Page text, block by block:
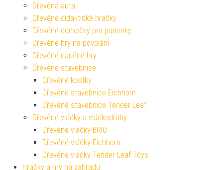
Dřevěná auta
Dřevěné didaktické hračky
Dřevěné domečky pro panenky
Dřevěné hry na povolání
Dřevěné naučné hry
Dřevěné stavebnice
Dřevěné kostky
Dřevěné stavebnice Eichhorn
Dřevěné stavebnice Tender Leaf
Dřevěné vláčky a vláčkodráhy
Dřevěné vláčky BRIO
Dřevěné vláčky Eichhorn
Dřevěné vláčky Tender Leaf Toys
Hračky a hry na zahradu